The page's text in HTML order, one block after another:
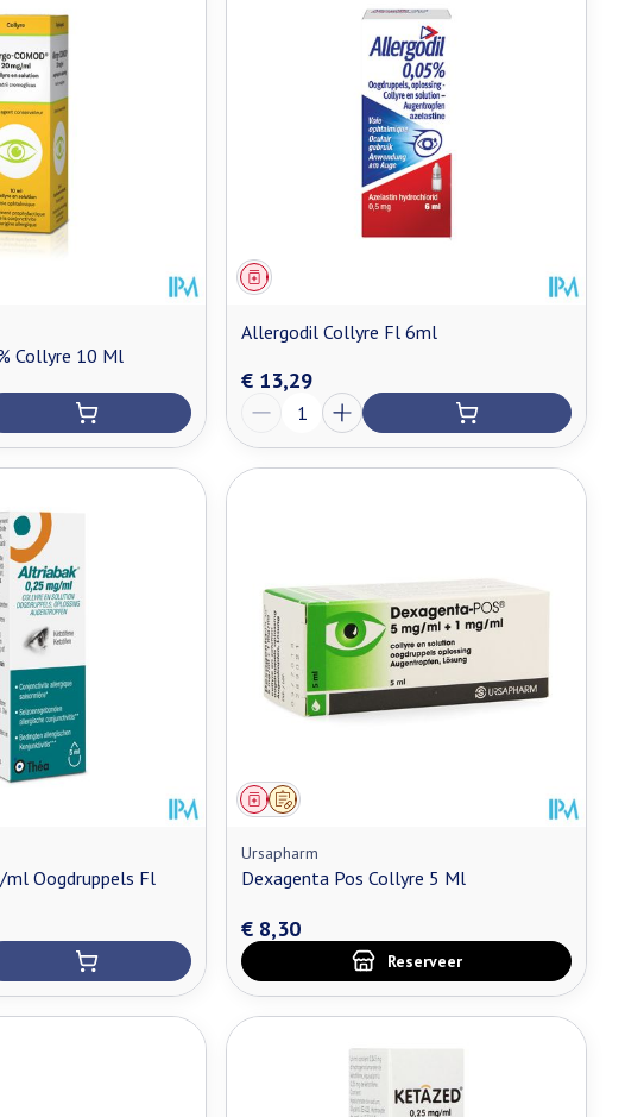
Collyre 10 Ml
Geneesmiddel
Allergodil Collyre Fl 6ml
€ 13,29
Oogdruppels Fl
Op voorschrift
Geneesmiddel
Ursapharm
Dexagenta Pos Collyre 5 Ml
€ 8,30
Reserveer